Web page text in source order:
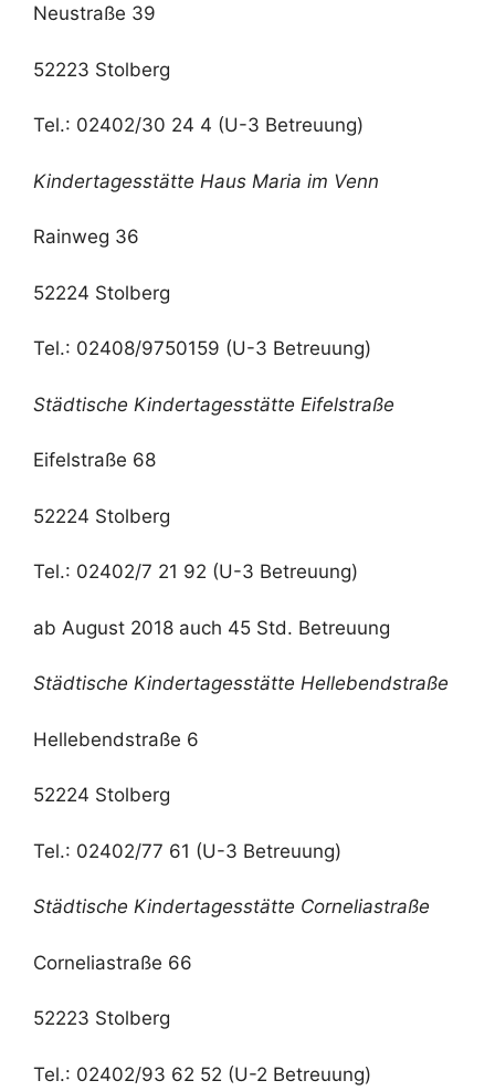
Neustraße 39
52223 Stolberg
Tel.: 02402/30 24 4 (U-3 Betreuung)
Kindertagesstätte Haus Maria im Venn
Rainweg 36
52224 Stolberg
Tel.: 02408/9750159 (U-3 Betreuung)
Städtische Kindertagesstätte Eifelstraße
Eifelstraße 68
52224 Stolberg
Tel.: 02402/7 21 92 (U-3 Betreuung)
ab August 2018 auch 45 Std. Betreuung
Städtische Kindertagesstätte Hellebendstraße
Hellebendstraße 6
52224 Stolberg
Tel.: 02402/77 61 (U-3 Betreuung)
Städtische Kindertagesstätte Corneliastraße
Corneliastraße 66
52223 Stolberg
Tel.: 02402/93 62 52 (U-2 Betreuung)